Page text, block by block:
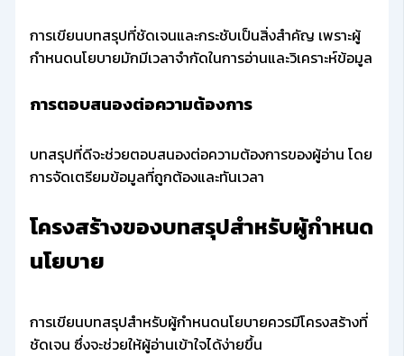
การเขียนบทสรุปที่ชัดเจนและกระชับเป็นสิ่งสำคัญ เพราะผู้
กำหนดนโยบายมักมีเวลาจำกัดในการอ่านและวิเคราะห์ข้อมูล
การตอบสนองต่อความต้องการ
บทสรุปที่ดีจะช่วยตอบสนองต่อความต้องการของผู้อ่าน โดย
การจัดเตรียมข้อมูลที่ถูกต้องและทันเวลา
โครงสร้างของบทสรุปสำหรับผู้กำหนด
นโยบาย
การเขียนบทสรุปสำหรับผู้กำหนดนโยบายควรมีโครงสร้างที่
ชัดเจน ซึ่งจะช่วยให้ผู้อ่านเข้าใจได้ง่ายขึ้น